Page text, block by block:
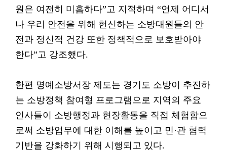
원은 여전히 미흡하다”고 지적하며 “언제 어디서
나 우리 안전을 위해 헌신하는 소방대원들의 안
전과 정신적 건강 또한 정책적으로 보호받아야
한다”고 강조했다.
한편 명예소방서장 제도는 경기도 소방이 추진하
는 소방정책 참여형 프로그램으로 지역의 주요
인사들이 소방행정과 현장활동을 직접 체험함으
로써 소방업무에 대한 이해를 높이고 민·관 협력
기반을 강화하기 위해 시행되고 있다.